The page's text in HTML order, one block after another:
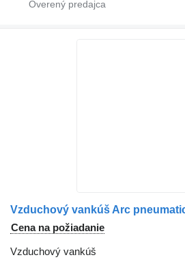
Cena na požiadanie
Vzduchový vankúš